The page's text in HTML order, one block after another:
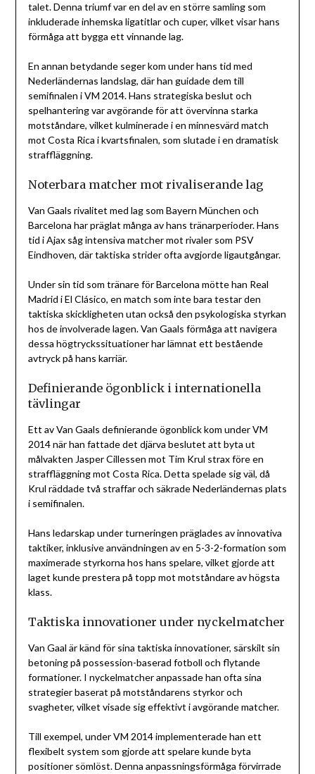
talet. Denna triumf var en del av en större samling som
inkluderade inhemska ligatitlar och cuper, vilket visar hans
förmåga att bygga ett vinnande lag.
En annan betydande seger kom under hans tid med
Nederländernas landslag, där han guidade dem till
semifinalen i VM 2014. Hans strategiska beslut och
spelhantering var avgörande för att övervinna starka
motståndare, vilket kulminerade i en minnesvärd match
mot Costa Rica i kvartsfinalen, som slutade i en dramatisk
straffläggning.
Noterbara matcher mot rivaliserande lag
Van Gaals rivalitet med lag som Bayern München och
Barcelona har präglat många av hans tränarperioder. Hans
tid i Ajax såg intensiva matcher mot rivaler som PSV
Eindhoven, där taktiska strider ofta avgjorde ligautgångar.
Under sin tid som tränare för Barcelona mötte han Real
Madrid i El Clásico, en match som inte bara testar den
taktiska skickligheten utan också den psykologiska styrkan
hos de involverade lagen. Van Gaals förmåga att navigera
dessa högtryckssituationer har lämnat ett bestående
avtryck på hans karriär.
Definierande ögonblick i internationella
tävlingar
Ett av Van Gaals definierande ögonblick kom under VM
2014 när han fattade det djärva beslutet att byta ut
målvakten Jasper Cillessen mot Tim Krul strax före en
straffläggning mot Costa Rica. Detta spelade sig väl, då
Krul räddade två straffar och säkrade Nederländernas plats
i semifinalen.
Hans ledarskap under turneringen präglades av innovativa
taktiker, inklusive användningen av en 5-3-2-formation som
maximerade styrkorna hos hans spelare, vilket gjorde att
laget kunde prestera på topp mot motståndare av högsta
klass.
Taktiska innovationer under nyckelmatcher
Van Gaal är känd för sina taktiska innovationer, särskilt sin
betoning på possession-baserad fotboll och flytande
formationer. I nyckelmatcher anpassade han ofta sina
strategier baserat på motståndarens styrkor och
svagheter, vilket visade sig effektivt i avgörande matcher.
Till exempel, under VM 2014 implementerade han ett
flexibelt system som gjorde att spelare kunde byta
positioner sömlöst. Denna anpassningsförmåga förvirrade